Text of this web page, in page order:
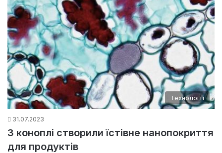
Технології
31.07.2023
З коноплі створили їстівне нанопокриття
для продуктів